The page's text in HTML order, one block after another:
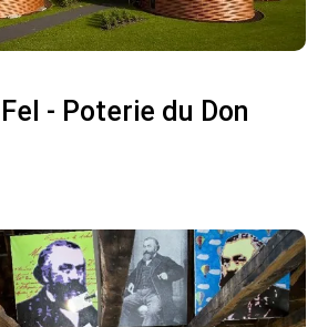
- Poterie du Don